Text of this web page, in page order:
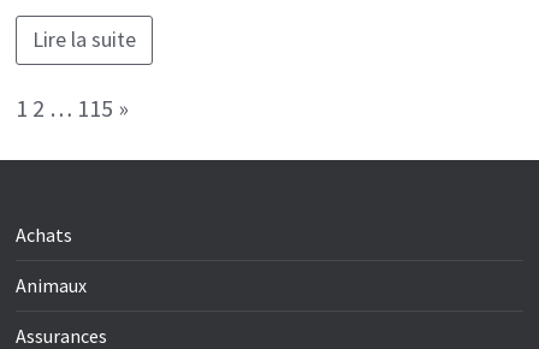
Lire la suite
Page:
1 2 … 115 Next
»
Achats
Animaux
Assurances